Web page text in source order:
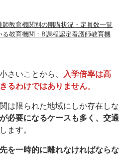
教育機関別の開講状況・定員数一覧
る教育機関：B課程認定看護師教育機
さいことから、
入学倍率は高
るわけではありません。
は限られた地域にしか存在しな
必要になるケースも多く、交通
ます。
を一時的に離れなければならな